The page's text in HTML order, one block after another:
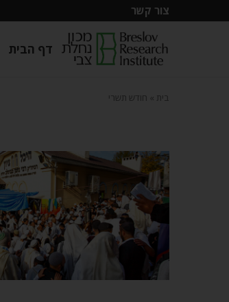
צור קשר
דף הבית
בית חודש תשרי